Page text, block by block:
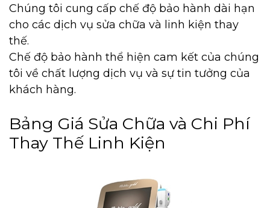
Chúng tôi cung cấp chế độ bảo hành dài hạn
cho các dịch vụ sửa chữa và linh kiện thay
thế.
Chế độ bảo hành thể hiện cam kết của chúng
tôi về chất lượng dịch vụ và sự tin tưởng của
khách hàng.
Bảng Giá Sửa Chữa và Chi Phí
Thay Thế Linh Kiện